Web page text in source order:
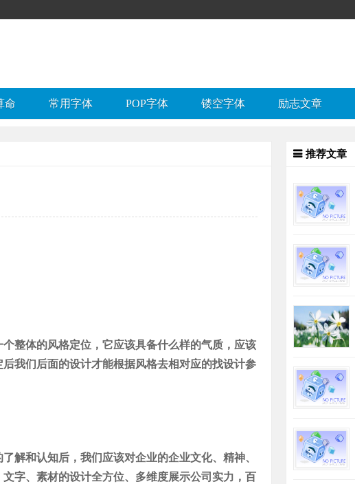
命 常用字体 POP字体 镂空字体 励志文章
体的风格定位，它应该具备什么样的气质，应该
我们后面的设计才能根据风格去相对应的找设计参
和认知后，我们应该对企业的企业文化、精神、
字、素材的设计全方位、多维度展示公司实力，百
推荐文章